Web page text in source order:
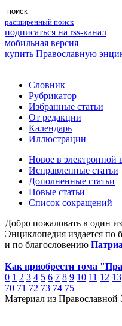
расширенный поиск
подписаться на rss-канал
мобильная версия
купить Православную
Словник
Рубрикатор
Избранные статьи
От редакции
Календарь
Иллюстрации
Новое в электронной
Исправленные статьи
Дополненные статьи
Новые статьи
Список сокращений
Добро пожаловать в один
Энциклопедия издается по
и по благословению
Как приобрести тома
0 1 2 3 4 5 6 7 8 9 10 11 12 13
70 71 72 73 74 75
Материал из Православной